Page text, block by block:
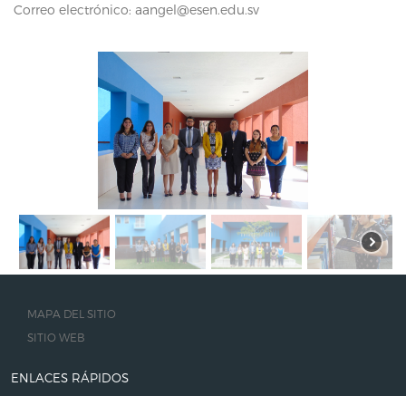
Correo electrónico: aangel@esen.edu.sv
MAPA DEL SITIO
SITIO WEB
ENLACES RÁPIDOS